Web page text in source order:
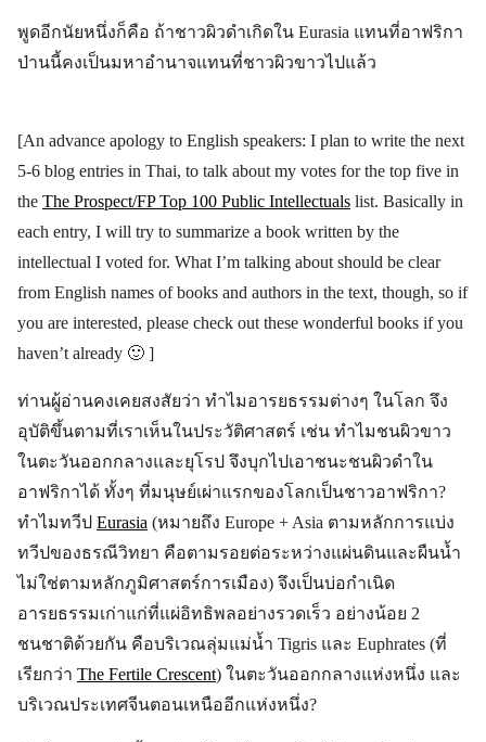
พูดอีกนัยหนึ่งก็คือ ถ้าชาวผิวดำเกิดใน Eurasia แทนที่อาฟริกา
ป่านนี้คงเป็นมหาอำนาจแทนที่ชาวผิวขาวไปแล้ว
[An advance apology to English speakers: I plan to write the next
5-6 blog entries in Thai, to talk about my votes for the top five in
the The Prospect/FP Top 100 Public Intellectuals list. Basically in
each entry, I will try to summarize a book written by the
intellectual I voted for. What I’m talking about should be clear
from English names of books and authors in the text, though, so if
you are interested, please check out these wonderful books if you
haven’t already 🙂 ]
ท่านผู้อ่านคงเคยสงสัยว่า ทำไมอารยธรรมต่างๆ ในโลก จึง
อุบัติขึ้นตามที่เราเห็นในประวัติศาสตร์ เช่น ทำไมชนผิวขาว
ในตะวันออกกลางและยุโรป จึงบุกไปเอาชนะชนผิวดำใน
อาฟริกาได้ ทั้งๆ ที่มนุษย์เผ่าแรกของโลกเป็นชาวอาฟริกา?
ทำไมทวีป Eurasia (หมายถึง Europe + Asia ตามหลักการแบ่ง
ทวีปของธรณีวิทยา คือตามรอยต่อระหว่างแผ่นดินและผืนน้ำ
ไม่ใช่ตามหลักภูมิศาสตร์การเมือง) จึงเป็นบ่อกำเนิด
อารยธรรมเก่าแก่ที่แผ่อิทธิพลอย่างรวดเร็ว อย่างน้อย 2
ชนชาติด้วยกัน คือบริเวณลุ่มแม่น้ำ Tigris และ Euphrates (ที่
เรียกว่า The Fertile Crescent) ในตะวันออกกลางแห่งหนึ่ง และ
บริเวณประเทศจีนตอนเหนืออีกแห่งหนึ่ง?